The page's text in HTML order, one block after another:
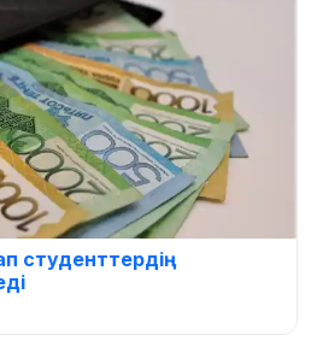
студенттердің